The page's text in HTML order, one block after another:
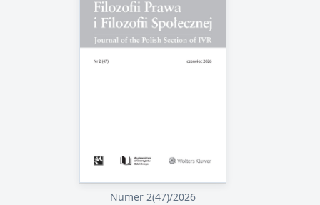
Numer 2(47)/2026